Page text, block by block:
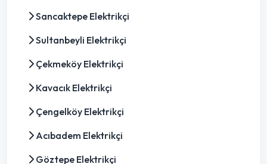
Sancaktepe Elektrikçi
Sultanbeyli Elektrikçi
Çekmeköy Elektrikçi
Kavacık Elektrikçi
Çengelköy Elektrikçi
Acıbadem Elektrikçi
Göztepe Elektrikçi